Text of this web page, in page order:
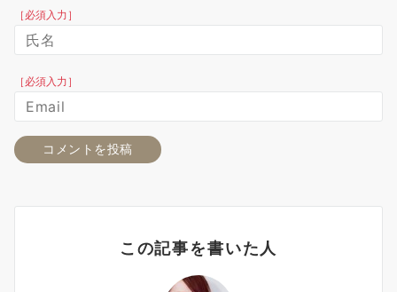
［必須入力］
［必須入力］
この記事を書いた人